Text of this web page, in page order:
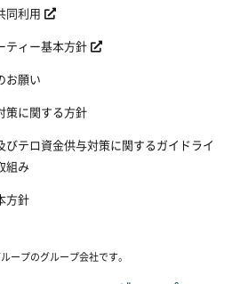
ープのグループ会社です。
同利用
ティー基本方針
お願い
策に関する方針
びテロ資金供与対策に関するガイドライ
組み
方針